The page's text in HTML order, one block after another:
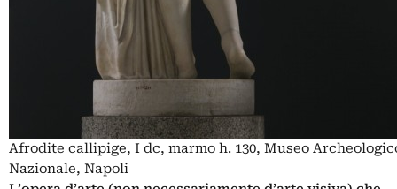
Afrodite callipige, I dc, marmo h. 130, Museo
Nazionale, Napoli